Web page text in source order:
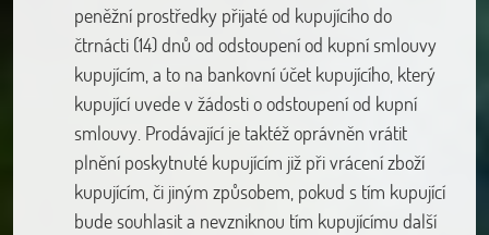
peněžní prostředky přijaté od kupujícího do
čtrnácti (14) dnů od odstoupení od kupní smlouvy
kupujícím, a to na bankovní účet kupujícího, který
kupující uvede v žádosti o odstoupení od kupní
smlouvy. Prodávající je taktéž oprávněn vrátit
plnění poskytnuté kupujícím již při vrácení zboží
kupujícím, či jiným způsobem, pokud s tím kupující
bude souhlasit a nevzniknou tím kupujícímu další